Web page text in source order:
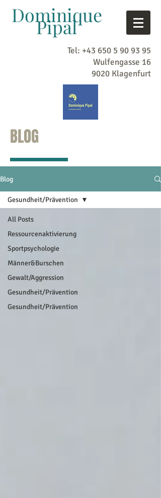
Tel: +43 650 5 90 93 95
Wulfengasse 16
9020 Klagenfurt
Dominique
Pipal
Blog
All Posts
Ressourcenaktivierung
Sportpsychologie
Männer&Burschen
Gewalt/Aggression
Gesundheit/Prävention
Gesundheit/Prävention
Gesundheit/Prävention
BLOG